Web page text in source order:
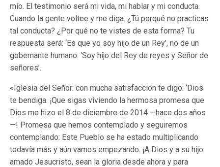
mío. El testimonio será mi vida, mi hablar y mi conducta.
Cuando la gente voltee y me diga: ¿Tú porqué no practicas
tal conducta? ¿Por qué no te vistes de esta forma? Tu
respuesta será: ‘Es que yo soy hijo de un Rey’, no de un
gobernante humano: ‘Soy hijo del Rey de reyes y Señor de
señores’.
«Iglesia del Señor: con mucha satisfacción te digo: ‘Dios
te bendiga. ¡Que sigas viviendo la hermosa promesa que
Dios me hizo el 8 de diciembre de 2014 —hace dos años
—! Promesa que hemos contemplado y seguiremos
contemplando: Este Pueblo se ha estado multiplicando
todavía más y aún vamos empezando. ¡A Dios y a su hijo
amado Jesucristo, sean la gloria desde ahora y para